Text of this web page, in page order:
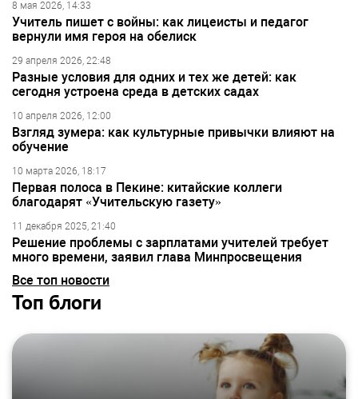
8 мая 2026, 14:33
Учитель пишет с войны: как лицеисты и педагог
вернули имя героя на обелиск
29 апреля 2026, 22:48
Разные условия для одних и тех же детей: как
сегодня устроена среда в детских садах
10 апреля 2026, 12:00
Взгляд зумера: как культурные привычки влияют на
обучение
10 марта 2026, 18:17
Первая полоса в Пекине: китайские коллеги
благодарят «Учительскую газету»
11 декабря 2025, 21:40
Решение проблемы с зарплатами учителей требует
много времени, заявил глава Минпросвещения
Все топ новости
Топ блоги